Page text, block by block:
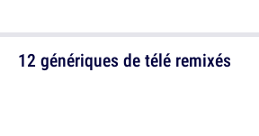
12 génériques de télé remixés